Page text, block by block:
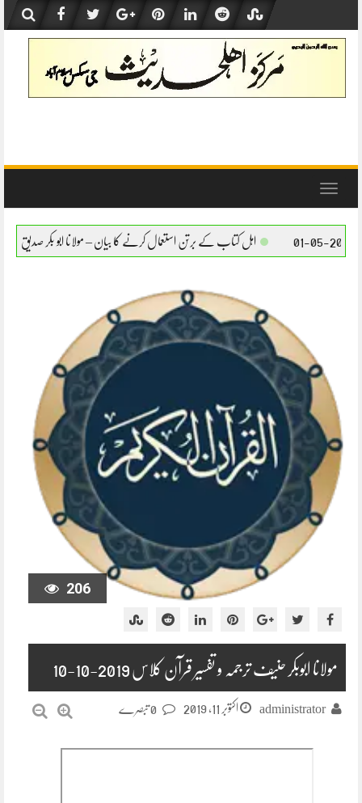
content
Toggle
کتاب کے برتن استعمال کرنے کا بیان – مولانا ابو بکر صدیق حفظہ اللہ اہل کتاب کے
206
مولانا ابوبکر حنیف ترجمہ و تفسیر قرآن کلاس 2019-10-10
administrator اکتوبر 11, 2019